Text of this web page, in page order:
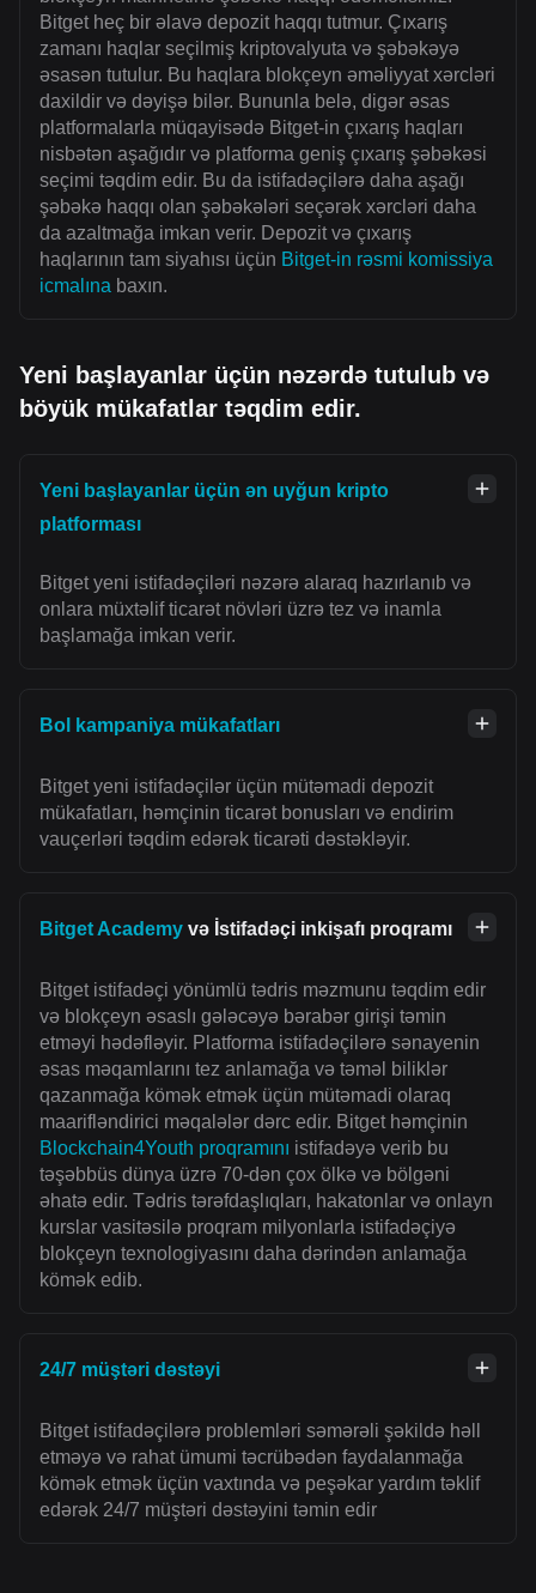
Bitget heç bir əlavə depozit haqqı tutmur. Çıxarış
zamanı haqlar seçilmiş kriptovalyuta və şəbəkəyə
əsasən tutulur. Bu haqlara blokçeyn əməliyyat xərcləri
daxildir və dəyişə bilər. Bununla belə, digər əsas
platformalarla müqayisədə Bitget-in çıxarış haqları
nisbətən aşağıdır və platforma geniş çıxarış şəbəkəsi
seçimi təqdim edir. Bu da istifadəçilərə daha aşağı
şəbəkə haqqı olan şəbəkələri seçərək xərcləri daha
da azaltmağa imkan verir. Depozit və çıxarış
haqlarının tam siyahısı üçün Bitget-in rəsmi komissiya
icmalına baxın.
Yeni başlayanlar üçün nəzərdə tutulub və
böyük mükafatlar təqdim edir.
Yeni başlayanlar üçün ən uyğun kripto
platforması
Bitget yeni istifadəçiləri nəzərə alaraq hazırlanıb və
onlara müxtəlif ticarət növləri üzrə tez və inamla
başlamağa imkan verir.
Bol kampaniya mükafatları
Bitget yeni istifadəçilər üçün mütəmadi depozit
mükafatları, həmçinin ticarət bonusları və endirim
vauçerləri təqdim edərək ticarəti dəstəkləyir.
Bitget Academy və İstifadəçi inkişafı proqramı
Bitget istifadəçi yönümlü tədris məzmunu təqdim edir
və blokçeyn əsaslı gələcəyə bərabər girişi təmin
etməyi hədəfləyir. Platforma istifadəçilərə sənayenin
əsas məqamlarını tez anlamağa və təməl biliklər
qazanmağa kömək etmək üçün mütəmadi olaraq
maarifləndirici məqalələr dərc edir. Bitget həmçinin
Blockchain4Youth proqramını istifadəyə verib bu
təşəbbüs dünya üzrə 70-dən çox ölkə və bölgəni
əhatə edir. Tədris tərəfdaşlıqları, hakatonlar və onlayn
kurslar vasitəsilə proqram milyonlarla istifadəçiyə
blokçeyn texnologiyasını daha dərindən anlamağa
kömək edib.
24/7 müştəri dəstəyi
Bitget istifadəçilərə problemləri səmərəli şəkildə həll
etməyə və rahat ümumi təcrübədən faydalanmağa
kömək etmək üçün vaxtında və peşəkar yardım təklif
edərək 24/7 müştəri dəstəyini təmin edir